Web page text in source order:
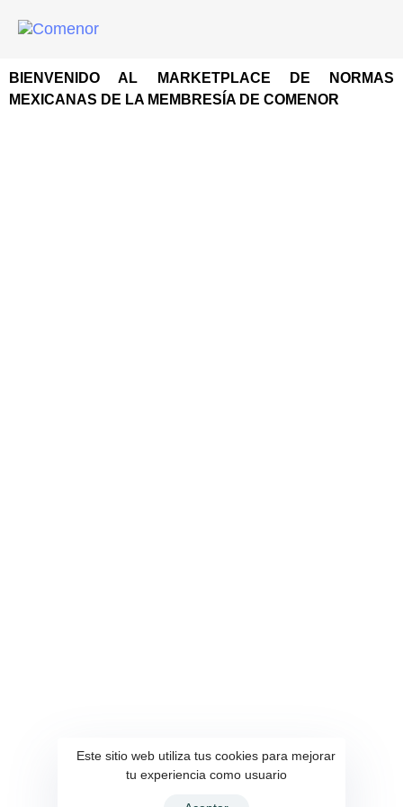
BIENVENIDO AL MARKETPLACE DE NORMAS
MEXICANAS DE LA MEMBRESÍA DE COMENOR
Este sitio web utiliza tus cookies para mejorar
tu experiencia como usuario